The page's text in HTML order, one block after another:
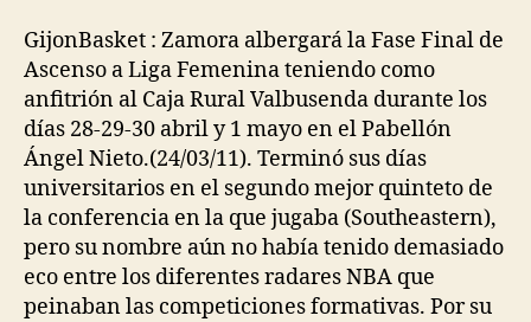
GijonBasket : Zamora albergará la Fase Final de
Ascenso a Liga Femenina teniendo como
anfitrión al Caja Rural Valbusenda durante los
días 28-29-30 abril y 1 mayo en el Pabellón
Ángel Nieto.(24/03/11). Terminó sus días
universitarios en el segundo mejor quinteto de
la conferencia en la que jugaba (Southeastern),
pero su nombre aún no había tenido demasiado
eco entre los diferentes radares NBA que
peinaban las competiciones formativas. Por su